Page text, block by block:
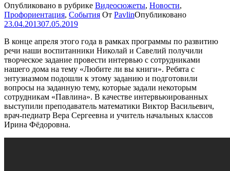
Опубликовано в рубрике Видеосюжеты, Новости,
Профориентация, События От PavlinОпубликовано
23.04.201307.05.2019
В конце апреля этого года в рамках программы по развитию
речи наши воспитанники Николай и Савелий получили
творческое задание провести интервью с сотрудниками
нашего дома на тему «Любите ли вы книги». Ребята с
энтузиазмом подошли к этому заданию и подготовили
вопросы на заданную тему, которые задали некоторым
сотрудникам «Павлина». В качестве интервьюированных
выступили преподаватель математики Виктор Васильевич,
врач-педиатр Вера Сергеевна и учитель начальных классов
Ирина Фёдоровна.